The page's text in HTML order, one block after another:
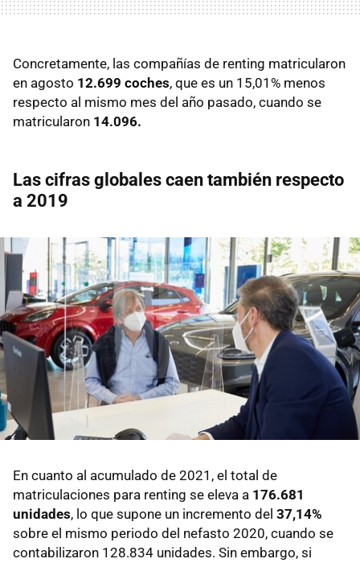
Concretamente, las compañías de renting matricularon
en agosto 12.699 coches, que es un 15,01% menos
respecto al mismo mes del año pasado, cuando se
matricularon 14.096.
Las cifras globales caen también respecto
a 2019
En cuanto al acumulado de 2021, el total de
matriculaciones para renting se eleva a 176.681
unidades, lo que supone un incremento del 37,14%
sobre el mismo periodo del nefasto 2020, cuando se
contabilizaron 128.834 unidades. Sin embargo, si